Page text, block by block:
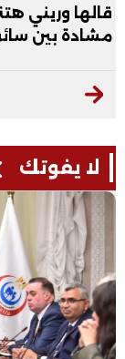
قالها وريني
مشادة بين
لا يفوتك